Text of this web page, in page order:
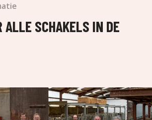
ALLE SCHAKELS IN DE